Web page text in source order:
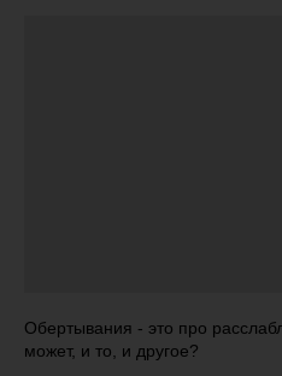
Обертывания - это про
может, и то, и другое?